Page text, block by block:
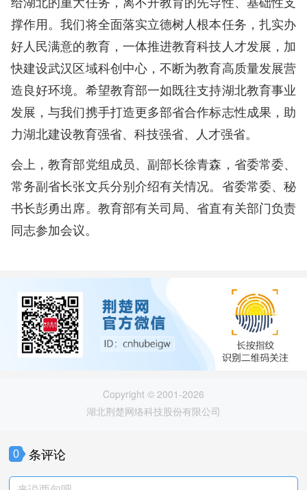
撑作用。我们将全面落实立德树人根本任务，扎实办
好人民满意的教育，一体推进教育科技人才发展，加
快建设武汉区域科创中心，不断为教育高质量发展营
造良好环境。希望教育部一如既往支持湖北教育事业
发展，与我们携手打造更多部省合作标志性成果，助
力湖北建设教育强省、科技强省、人才强省。
会上，教育部党组成员、副部长徐青森，省委常委、
常务副省长张文兵分别介绍有关情况。省委常委、秘
书长彭勇出席。教育部有关司局、省直有关部门负责
同志参加会议。
Copyright © 2001-2026
湖北荆楚网络科技股份有限公司
0 条评论